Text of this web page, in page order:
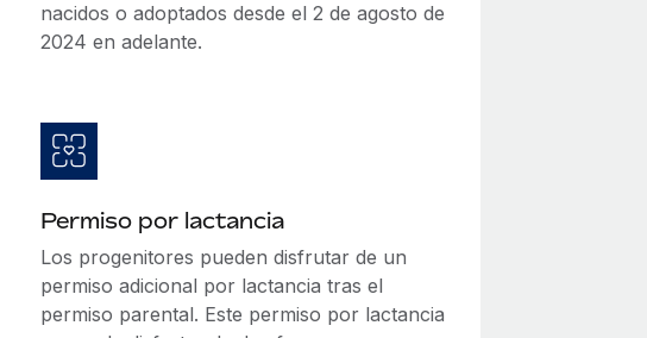
nacidos o adoptados desde el 2 de agosto de
2024 en adelante.
Permiso por lactancia
Los progenitores pueden disfrutar de un
permiso adicional por lactancia tras el
permiso parental. Este permiso por lactancia